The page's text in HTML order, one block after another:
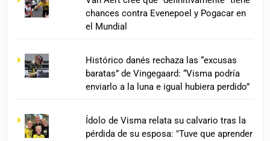
chances contra Evenepoel y Pogacar en
el Mundial
Histórico danés rechaza las “excusas
baratas” de Vingegaard: “Visma podría
enviarlo a la luna e igual hubiera perdido”
Ídolo de Visma relata su calvario tras la
pérdida de su esposa: "Tuve que aprender